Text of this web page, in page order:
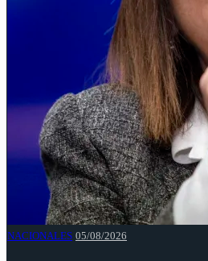
NACIONALES 05/08/2026